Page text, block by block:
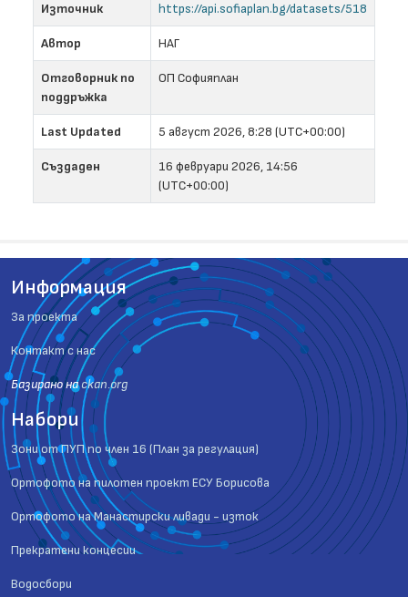
Източник https://api.sofiaplan.bg/datasets/518
Автор НАГ
Отговорник по
поддръжка
ОП Софияплан
Last Updated 5 август 2026, 8:28 (UTC+00:00)
Създаден
16 февруари 2026, 14:56
(UTC+00:00)
Информация
За проекта
Контакт с нас
Базиранo наckan.org
Набори
Зони от ПУП по член 16 (План за регулация)
Ортофото на пилотен проект ЕСУ Борисова
Ортофото на Манастирски ливади - изток
Прекратени концесии
Водосбори